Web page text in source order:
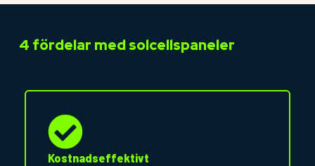
4 fördelar med solcellspaneler
Kostnadseffektivt